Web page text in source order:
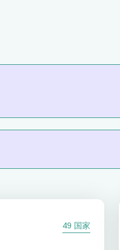
49 国家